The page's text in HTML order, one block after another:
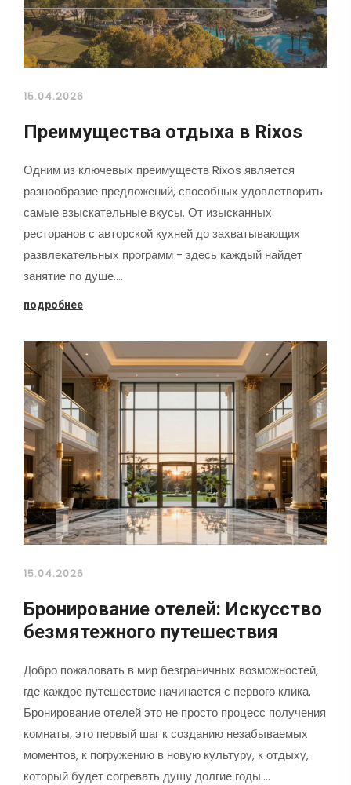
15.04.2026
Преимущества отдыха в Rixos
Одним из ключевых преимуществ Rixos является
разнообразие предложений, способных удовлетворить
самые взыскательные вкусы. От изысканных
ресторанов с авторской кухней до захватывающих
развлекательных программ - здесь каждый найдет
занятие по душе.…
подробнее
15.04.2026
Бронирование отелей: Искусство
безмятежного путешествия
Добро пожаловать в мир безграничных возможностей,
где каждое путешествие начинается с первого клика.
Бронирование отелей это не просто процесс получения
комнаты, это первый шаг к созданию незабываемых
моментов, к погружению в новую культуру, к отдыху,
который будет согревать душу долгие годы.…